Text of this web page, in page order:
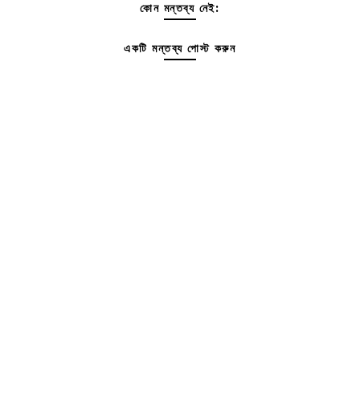
কোন মন্তব্য নেই:
একটি মন্তব্য পোস্ট করুন